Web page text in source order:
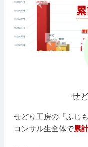
せ
せどり工房の『ふじ
コンサル生全体で累